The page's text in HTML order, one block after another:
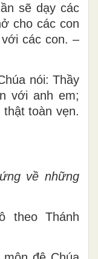
sẽ dạy các
cho các con
các con. –
nói: Thầy
với anh em;
toàn vẹn.
về những
theo Thánh